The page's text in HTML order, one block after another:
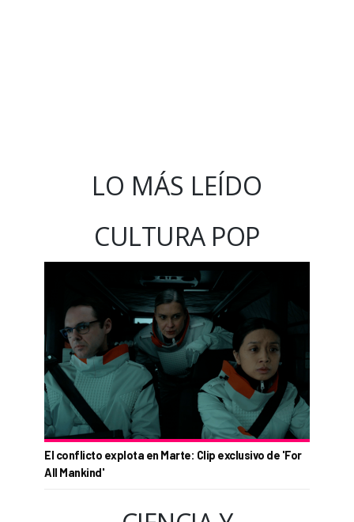
LO MÁS LEÍDO
CULTURA POP
El conflicto explota en Marte: Clip exclusivo de 'For
All Mankind'